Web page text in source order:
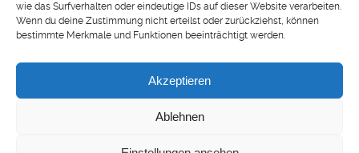
wie das Surfverhalten oder eindeutige IDs auf dieser Website verarbeiten.
Wenn du deine Zustimmung nicht erteilst oder zurückziehst, können
bestimmte Merkmale und Funktionen beeinträchtigt werden.
Akzeptieren
Ablehnen